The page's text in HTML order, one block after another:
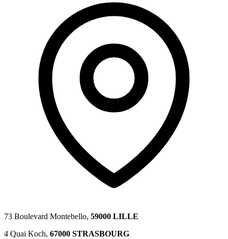
73 Boulevard Montebello, 59000 LILLE
4 Quai Koch, 67000 STRASBOURG